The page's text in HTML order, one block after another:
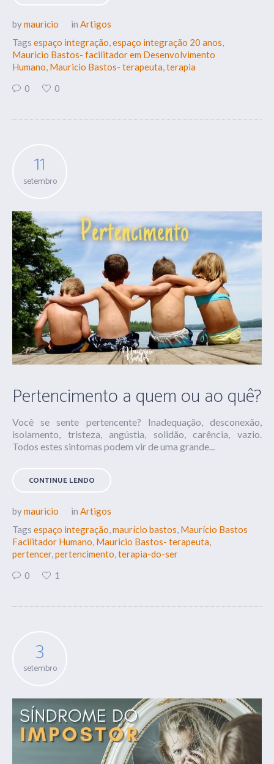
bymauricio in Artigos
Tags espaço integração,espaço integração 20 anos,
Mauricio Bastos- facilitador em Desenvolvimento
Humano, Mauricio Bastos- terapeuta,terapia
0
0
11
setembro
Pertencimento a quem ou ao quê?
Você se sente pertencente? Inadequação, desconexão,
isolamento, tristeza, angústia, solidão, carência, vazio.
Todos estes sintomas podem vir de uma grande...
CONTINUE LENDO
bymauricio in Artigos
Tags espaço integração maurício bastos Maurício Bastos
Facilitador Humano Mauricio Bastos- terapeuta
pertencer, pertencimento terapia-do-ser
0
1
3
setembro